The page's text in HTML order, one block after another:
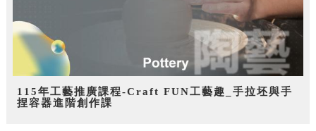
115年工藝推廣課程-Craft FUN工藝趣_手拉坯與手
捏容器進階創作課